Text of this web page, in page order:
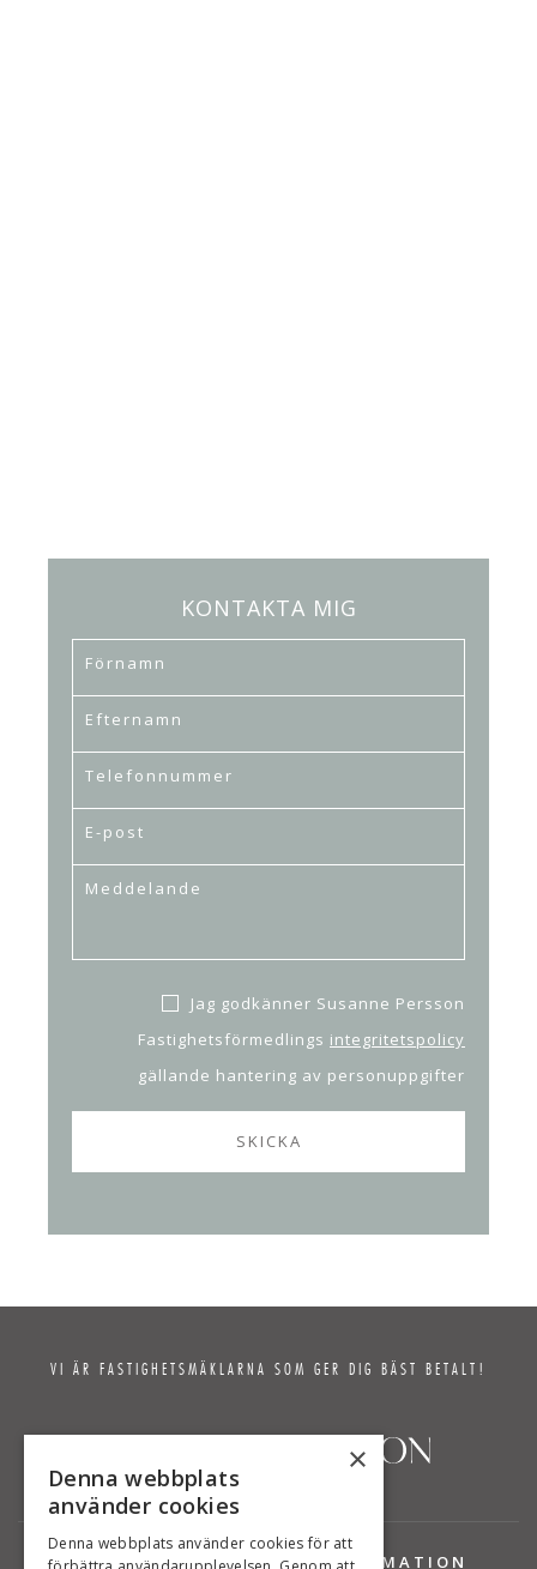
KONTAKTA MIG
Jag godkänner Susanne Persson
Fastighetsförmedlings integritetspolicy
gällande hantering av personuppgifter
VI ÄR FASTIGHETSMÄKLARNA SOM GER DIG BÄST BETALT!
TJÄNSTER INFORMATION
×
Denna webbplats
använder cookies
Denna webbplats använder cookies för att